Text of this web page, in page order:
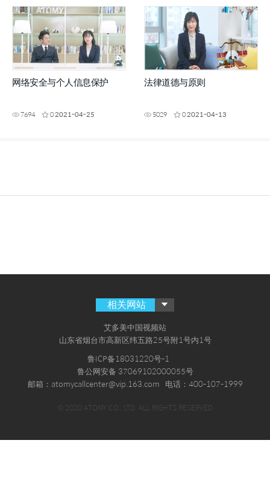
网络安全与个人信息保护
7694 02021-04-25
法律道德与原则
5029 02021-04-13
相关网站
艾多美中国视频站
山东省烟台市高新区纬五路25号附1号内1号
鲁ICP备18031220号-1
鲁公网安备 37069102000055号
邮箱：atomycallcenter@vip.163.com 电话：400-107-1999
© 2020 ATOMY CO., LTD. ALL RIGHTS RESERVED